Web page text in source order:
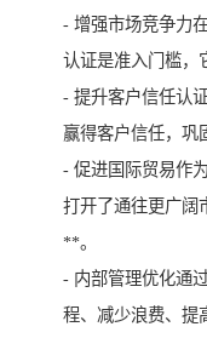
- 增强市场竞争力
认证是准入门槛，
- 提升客户信任认
赢得客户信任，巩
- 促进国际贸易作
打开了通往更广阔
**。
- 内部管理优化通
程、减少浪费、提